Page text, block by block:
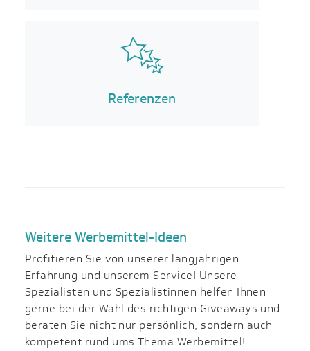
Referenzen
Weitere Werbemittel-Ideen
Profitieren Sie von unserer langjährigen
Erfahrung und unserem Service! Unsere
Spezialisten und Spezialistinnen helfen Ihnen
gerne bei der Wahl des richtigen Giveaways und
beraten Sie nicht nur persönlich, sondern auch
kompetent rund ums Thema Werbemittel!